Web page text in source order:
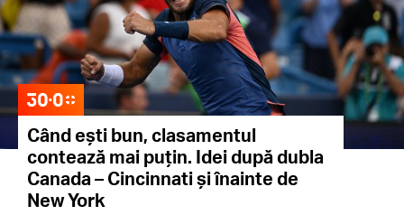
Când ești bun, clasamentul
contează mai puțin. Idei după dubla
Canada – Cincinnati și înainte de
New York